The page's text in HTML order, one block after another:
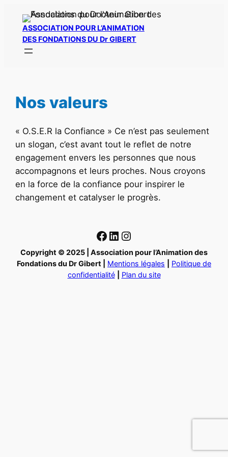
contenu
ASSOCIATION POUR L’ANIMATION
DES FONDATIONS DU Dr GIBERT
Nos valeurs
« O.S.E.R la Confiance » Ce n’est pas seulement
un slogan, c’est avant tout le reflet de notre
engagement envers les personnes que nous
accompagnons et leurs proches. Nous croyons
en la force de la confiance pour inspirer le
changement et catalyser le progrès.
Facebook
LinkedIn
Instagram
Copyright © 2025 | Association pour l’Animation des
Fondations du Dr Gibert |
Mentions légales
Politique de
confidentialité
Plan du site